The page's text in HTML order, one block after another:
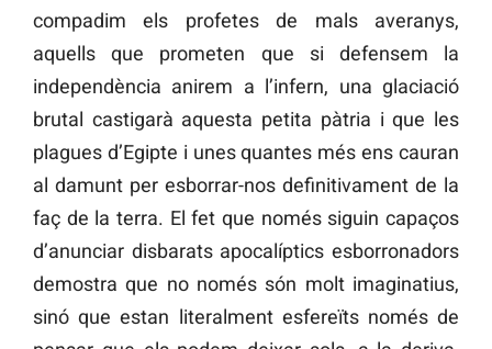
compadim els profetes de mals averanys,
aquells que prometen que si defensem la
independència anirem a l’infern, una glaciació
brutal castigarà aquesta petita pàtria i que les
plagues d’Egipte i unes quantes més ens cauran
al damunt per esborrar-nos definitivament de la
faç de la terra. El fet que només siguin capaços
d’anunciar disbarats apocalíptics esborronadors
demostra que no només són molt imaginatius,
sinó que estan literalment esfereïts només de